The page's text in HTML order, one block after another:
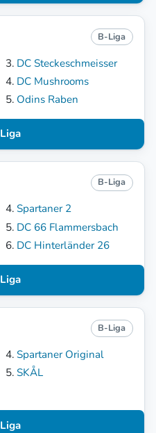
B-Liga
DC Steckeschmeisser
DC Mushrooms
Odins Raben
B-Liga
Spartaner 2
DC 66 Flammersbach
DC Hinterländer 26
B-Liga
Spartaner Original
SKÅL